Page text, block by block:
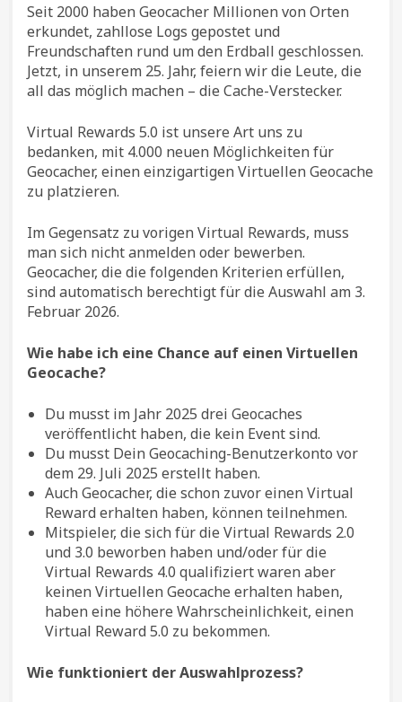
Seit 2000 haben Geocacher Millionen von Orten
erkundet, zahllose Logs gepostet und
Freundschaften rund um den Erdball geschlossen.
Jetzt, in unserem 25. Jahr, feiern wir die Leute, die
all das möglich machen – die Cache-Verstecker.
Virtual Rewards 5.0 ist unsere Art uns zu
bedanken, mit 4.000 neuen Möglichkeiten für
Geocacher, einen einzigartigen Virtuellen Geocache
zu platzieren.
Im Gegensatz zu vorigen Virtual Rewards, muss
man sich nicht anmelden oder bewerben.
Geocacher, die die folgenden Kriterien erfüllen,
sind automatisch berechtigt für die Auswahl am 3.
Februar 2026.
Wie habe ich eine Chance auf einen Virtuellen
Geocache?
Du musst im Jahr 2025 drei Geocaches
veröffentlicht haben, die kein Event sind.
Du musst Dein Geocaching-Benutzerkonto vor
dem 29. Juli 2025 erstellt haben.
Auch Geocacher, die schon zuvor einen Virtual
Reward erhalten haben, können teilnehmen.
Mitspieler, die sich für die Virtual Rewards 2.0
und 3.0 beworben haben und/oder für die
Virtual Rewards 4.0 qualifiziert waren aber
keinen Virtuellen Geocache erhalten haben,
haben eine höhere Wahrscheinlichkeit, einen
Virtual Reward 5.0 zu bekommen.
Wie funktioniert der Auswahlprozess?